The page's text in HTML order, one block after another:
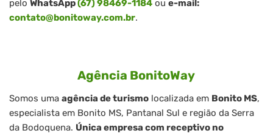
pelo WhatsApp(67) 98469-1184 ou e-mail:
contato@bonitoway.com.br.
Agência BonitoWay
Somos uma agência de turismo localizada em Bonito MS,
especialista em Bonito MS, Pantanal Sul e região da Serra
da Bodoquena. Única empresa com receptivo no